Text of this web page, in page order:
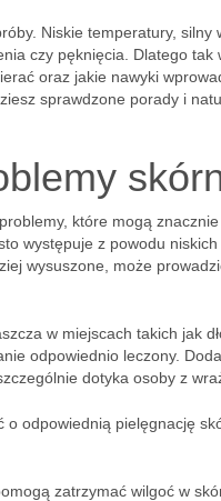
Niskie temperatury, silny
czy pęknięcia. Dlatego
oraz jakie nawyki
sprawdzone porady i
które mogą znacznie
występuje z powodu
wysuszone, może
w miejscach takich jak
odpowiednio leczony.
dotyka osoby z
odpowiednią pielęgnację
zatrzymać wilgoć w